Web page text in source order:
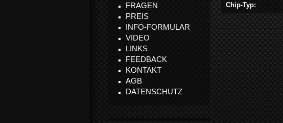
Chip-Typ:
FRAGEN
PREIS
INFO-FORMULAR
VIDEO
LINKS
FEEDBACK
KONTAKT
AGB
DATENSCHUTZ